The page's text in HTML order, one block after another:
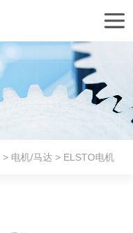
> 电机/马达 > ELSTO电机